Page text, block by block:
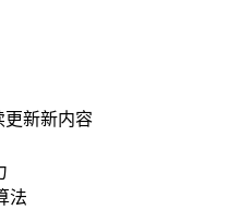
更新新内容
法